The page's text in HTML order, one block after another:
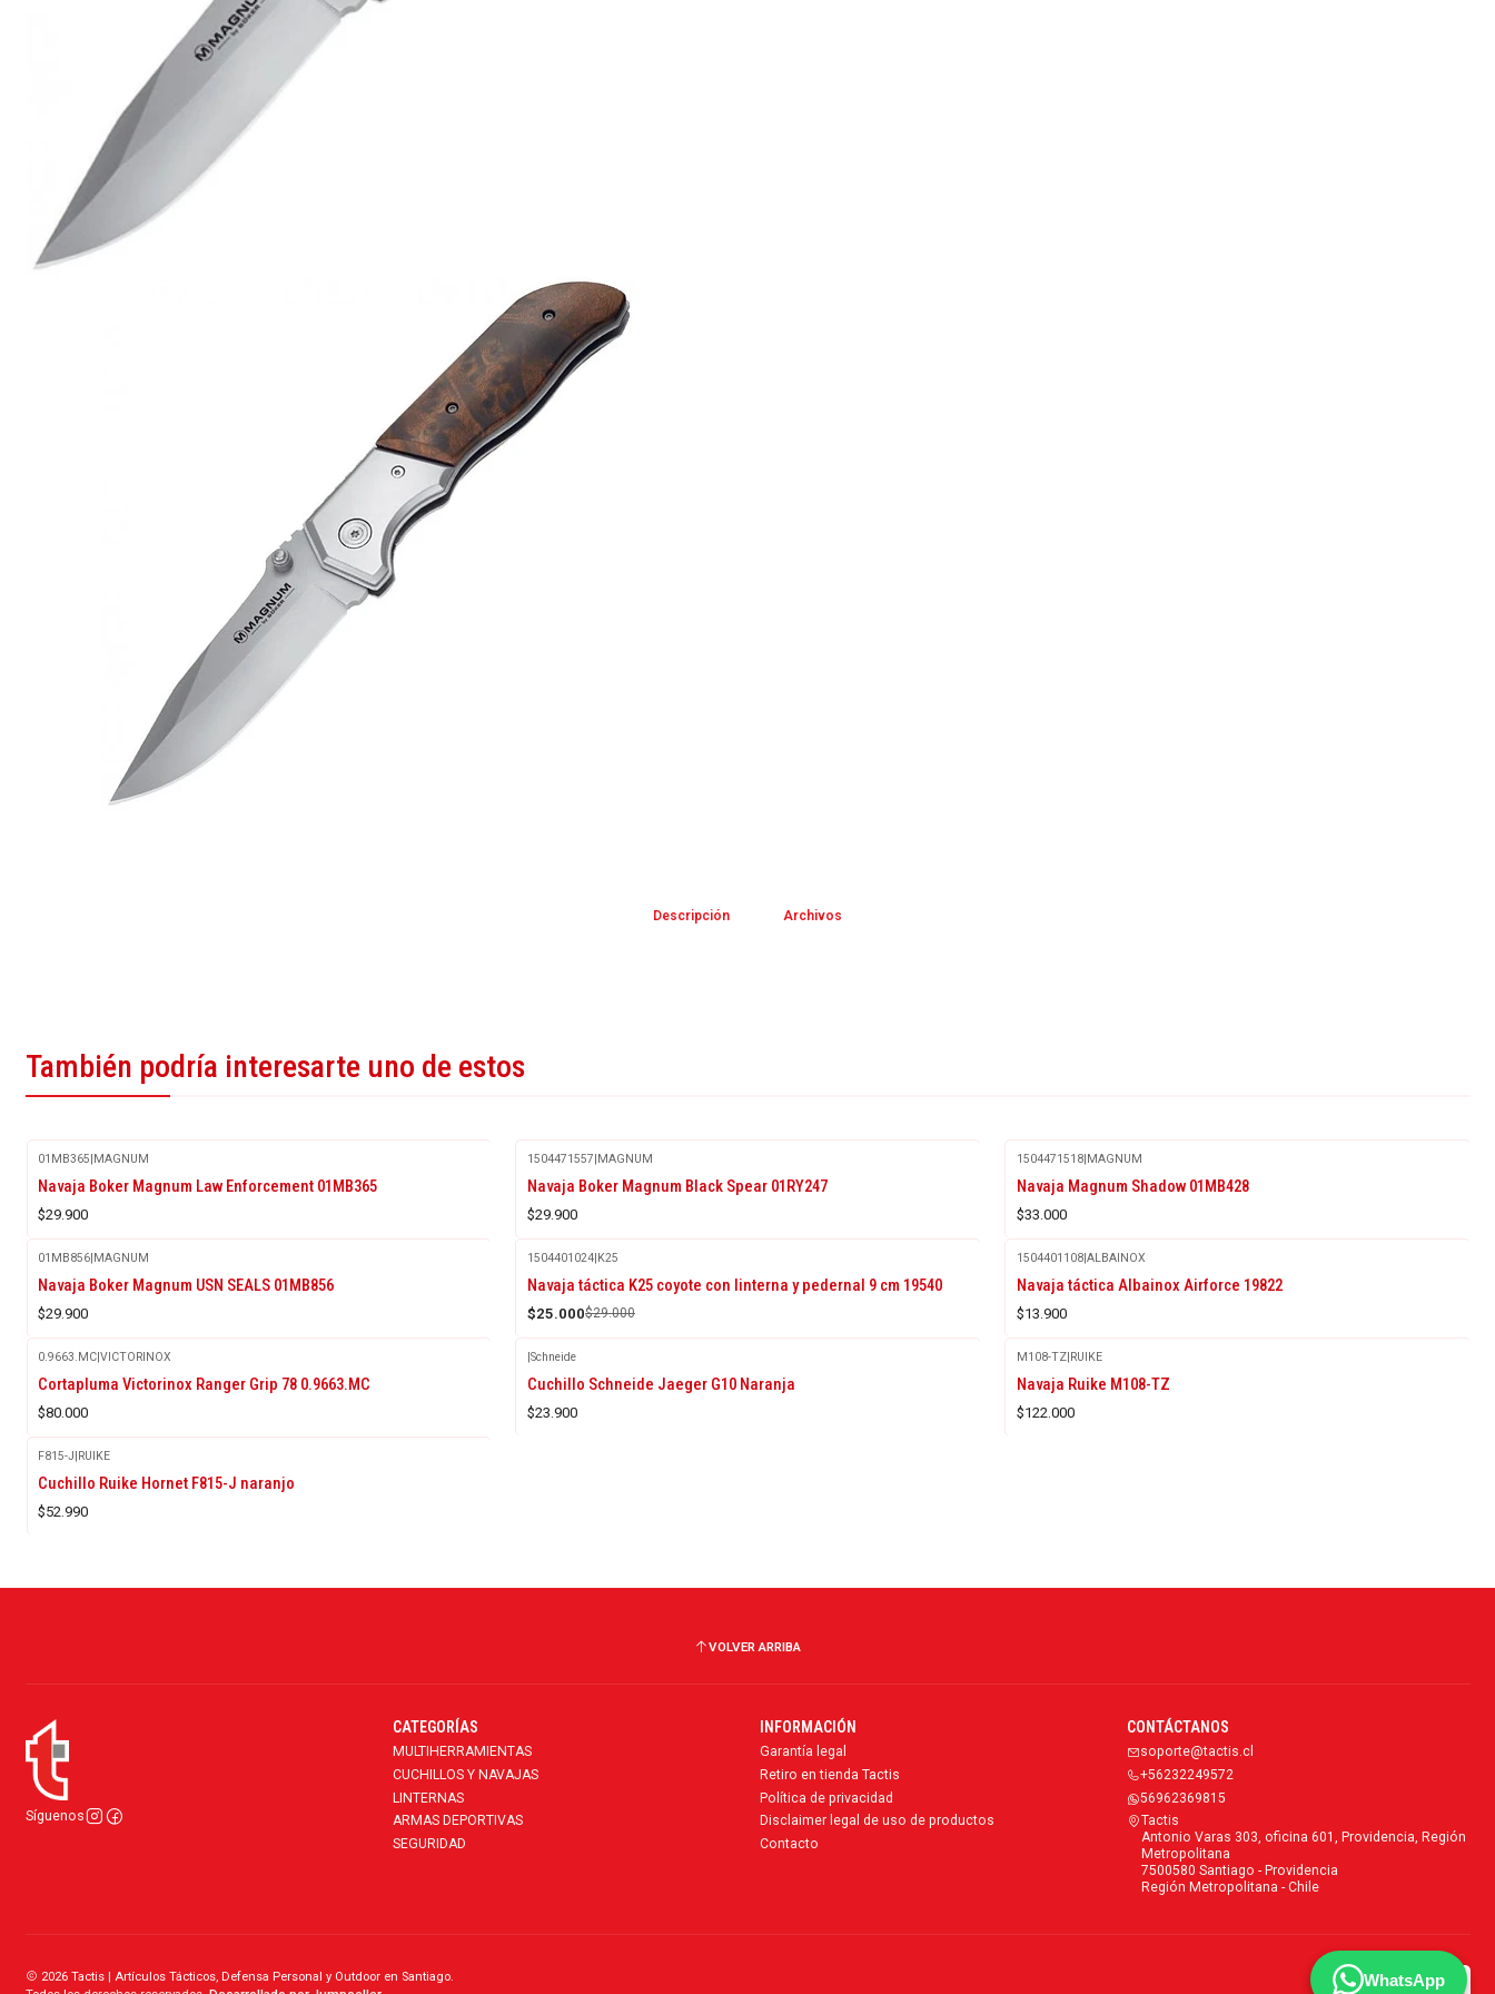
Descripción Archivos
También podría interesarte uno de estos
01MB365|MAGNUM
Navaja Boker Magnum Law Enforcement 01MB365
$29.900
1504471557|MAGNUM
Navaja Boker Magnum Black Spear 01RY247
$29.900
1504471518|MAGNUM
Navaja Magnum Shadow 01MB428
$33.000
01MB856|MAGNUM
Navaja Boker Magnum USN SEALS 01MB856
$29.900
-14%
OFF
1504401024|K25
Navaja táctica K25 coyote con linterna y pedernal 9 cm 19540
$25.000$29.000
1504401108|ALBAINOX
Navaja táctica Albainox Airforce 19822
$13.900
0.9663.MC|VICTORINOX
Cortapluma Victorinox Ranger Grip 78 0.9663.MC
$80.000
|Schneide
Cuchillo Schneide Jaeger G10 Naranja
$23.900
M108-TZ|RUIKE
Navaja Ruike M108-TZ
$122.000
F815-J|RUIKE
Cuchillo Ruike Hornet F815-J naranjo
$52.990
VOLVER ARRIBA
Síguenos
CATEGORÍAS
MULTIHERRAMIENTAS
CUCHILLOS Y NAVAJAS
LINTERNAS
ARMAS DEPORTIVAS
SEGURIDAD
INFORMACIÓN
Garantía legal
Retiro en tienda Tactis
Política de privacidad
Disclaimer legal de uso de productos
Contacto
CONTÁCTANOS
soporte@tactis.cl
+56232249572
56962369815
Tactis
Antonio Varas 303, oficina 601, Providencia, Región
Metropolitana
7500580 Santiago - Providencia
Región Metropolitana - Chile
2026 Tactis | Artículos Tácticos, Defensa Personal y Outdoor en Santiago.
WhatsApp